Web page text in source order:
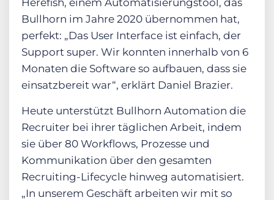
Herefish, einem Automatisierungstool, das
Bullhorn im Jahre 2020 übernommen hat,
perfekt: „Das User Interface ist einfach, der
Support super. Wir konnten innerhalb von 6
Monaten die Software so aufbauen, dass sie
einsatzbereit war“, erklärt Daniel Brazier.
Heute unterstützt Bullhorn Automation die
Recruiter bei ihrer täglichen Arbeit, indem
sie über 80 Workflows, Prozesse und
Kommunikation über den gesamten
Recruiting-Lifecycle hinweg automatisiert.
„In unserem Geschäft arbeiten wir mit so